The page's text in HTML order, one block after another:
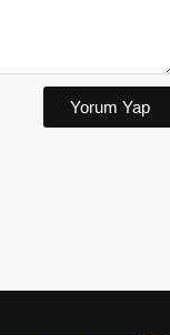
Yorum Yap